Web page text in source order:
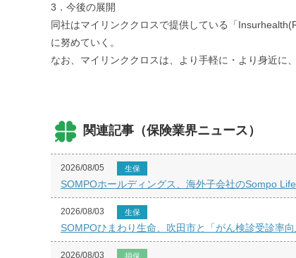
3．今後の展開
同社はマイリンククロスで提供している「
に努めていく。
なお、マイリンククロスは、より手軽に・より身近に
関連記事（保険業界ニュース）
2026/08/05 生保
SOMPOホールディングス、海外子会社のSompo
2026/08/03 生保
SOMPOひまわり生命、吹田市と「がん検診受診率
2026/08/03 損保